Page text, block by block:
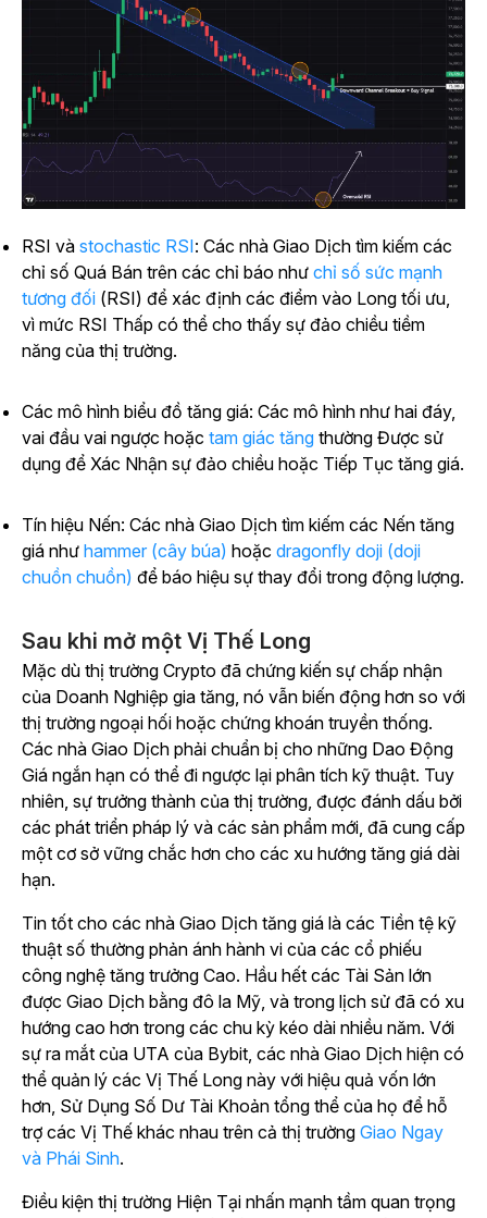
RSI và stochastic RSI: Các nhà Giao Dịch tìm kiếm các
chỉ số Quá Bán trên các chỉ báo như chỉ số sức mạnh
tương đối (RSI) để xác định các điểm vào Long tối ưu,
vì mức RSI Thấp có thể cho thấy sự đảo chiều tiềm
năng của thị trường.
Các mô hình biểu đồ tăng giá: Các mô hình như hai đáy,
vai đầu vai ngược hoặc tam giác tăng thường Được sử
dụng để Xác Nhận sự đảo chiều hoặc Tiếp Tục tăng giá.
Tín hiệu Nến: Các nhà Giao Dịch tìm kiếm các Nến tăng
giá như hammer (cây búa) hoặc dragonfly doji (doji
chuồn chuồn) để báo hiệu sự thay đổi trong động lượng.
Sau khi mở một Vị Thế Long
Mặc dù thị trường Crypto đã chứng kiến sự chấp nhận
của Doanh Nghiệp gia tăng, nó vẫn biến động hơn so với
thị trường ngoại hối hoặc chứng khoán truyền thống.
Các nhà Giao Dịch phải chuẩn bị cho những Dao Động
Giá ngắn hạn có thể đi ngược lại phân tích kỹ thuật. Tuy
nhiên, sự trưởng thành của thị trường, được đánh dấu bởi
các phát triển pháp lý và các sản phẩm mới, đã cung cấp
một cơ sở vững chắc hơn cho các xu hướng tăng giá dài
hạn.
Tin tốt cho các nhà Giao Dịch tăng giá là các Tiền tệ kỹ
thuật số thường phản ánh hành vi của các cổ phiếu
công nghệ tăng trưởng Cao. Hầu hết các Tài Sản lớn
được Giao Dịch bằng đô la Mỹ, và trong lịch sử đã có xu
hướng cao hơn trong các chu kỳ kéo dài nhiều năm. Với
sự ra mắt của UTA của Bybit, các nhà Giao Dịch hiện có
thể quản lý các Vị Thế Long này với hiệu quả vốn lớn
hơn, Sử Dụng Số Dư Tài Khoản tổng thể của họ để hỗ
trợ các Vị Thế khác nhau trên cả thị trường Giao Ngay
và Phái Sinh.
Điều kiện thị trường Hiện Tại nhấn mạnh tầm quan trọng